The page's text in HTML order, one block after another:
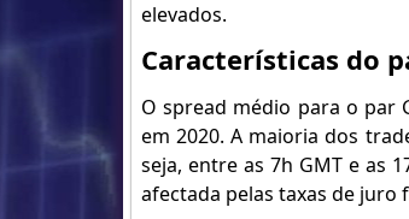
elevados.
Características do
O spread médio para o par
em 2020. A maioria dos
seja, entre as 7h GMT e as
afectada pelas taxas de juro